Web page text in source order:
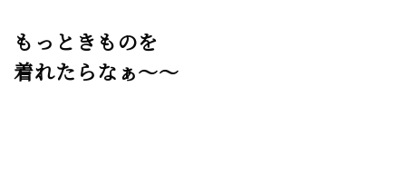
もっときものを
着れたらなぁ〜〜